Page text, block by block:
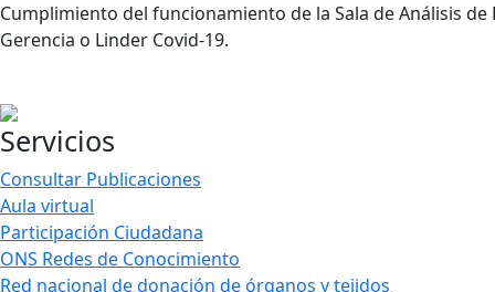
Cumplimiento del funcionamiento de la Sala de Análisis
Gerencia o Linder Covid-19.
Servicios
Consultar Publicaciones
Aula virtual
Participación Ciudadana
ONS Redes de Conocimiento
Red nacional de donación de órganos y tejidos